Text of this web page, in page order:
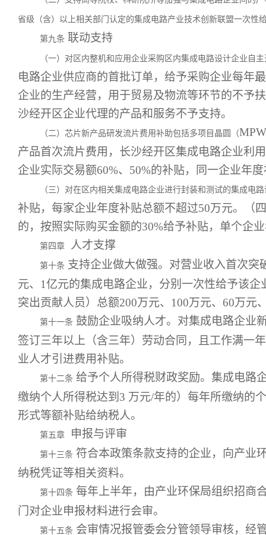
省级（含）以上相关部门认定的集成电路产业技术创新联盟一次性
第九条 联动支持
（一）对区内整机和应用企业采购区内集成电路设计企业自
电路企业供应商的首批订单，给予采购企业每年
企业的生产经营，用于贸易及物流等环节的不予
沙经开区企业代理的产品和服务不予支持。
（二）芯片新产品研发流片费用补助包括多项目晶圆（
产品首次流片费用，长沙经开区集成电路企业利
企业实际交易额60%、50%的补贴，同一企业年
（三）对在区内相关集成电路企业进行封装和测试的集成电
补贴，每家企业年度补贴总额不超过50万元。（
的，按照实际购买金额的30%给予补贴，单个企
第四章 人才支撑
第十条 支持企业做大做强。对营业收入首次突
元、1亿元的集成电路企业，分别一次性给予该
突出贡献人员）总额200万元、100万元、60万元
第十一条 鼓励企业吸纳人才。对集成电路企业
签订三年以上（含三年）劳动合同，且工作满一
业人才引进费用补贴。
第十二条 给予个人所得税财政奖励。集成电路
缴纳个人所得税达到3 万元/年的）每年所缴纳的
形式等额补贴给纳税人。
第五章 申报与评审
第十三条 符合本政策条款支持的企业，向产业
纳税凭证等相关资料。
第十四条 每年上半年，由产业环保局组织招商
门对企业申报材料进行会审。
第十五条 会审情况报管委会分管领导审核，经